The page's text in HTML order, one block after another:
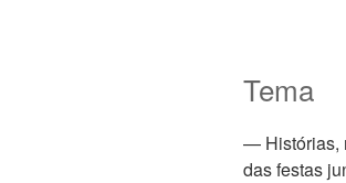
Tema
— Histórias,
das festas